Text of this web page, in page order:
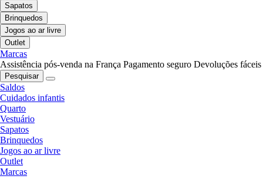
Sapatos
Brinquedos
Jogos ao ar livre
Outlet
Marcas
Assistência pós-venda na França Pagamento seguro Devoluções fáceis
Pesquisar
Saldos
Cuidados infantis
Quarto
Vestuário
Sapatos
Brinquedos
Jogos ao ar livre
Outlet
Marcas